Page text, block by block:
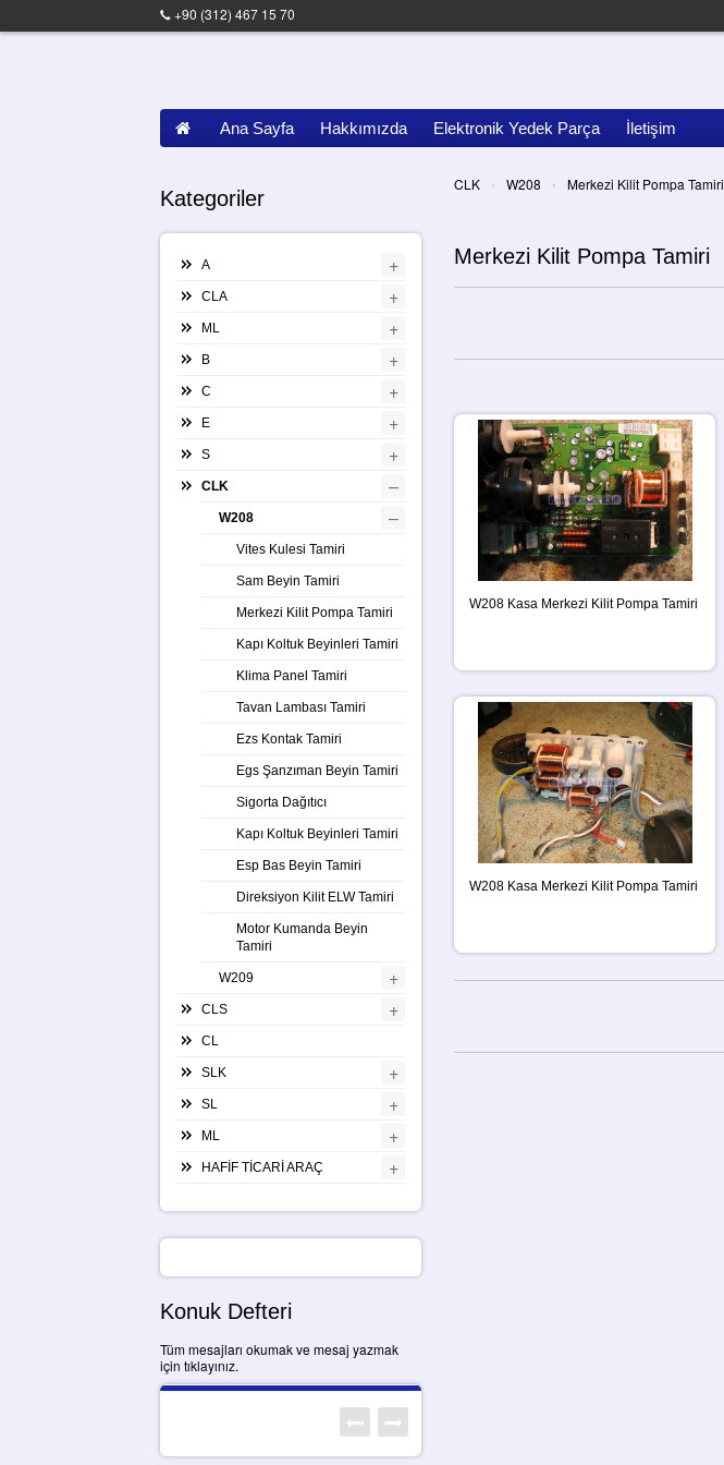
+90 (312) 467 15 70
Ana Sayfa Hakkımızda Elektronik Yedek Parça İletişim
CLK › W208 › Merkezi Kilit Pompa Tamiri
Merkezi Kilit Pompa Tamiri
W208 Kasa Merkezi Kilit Pompa Tamiri
W208 Kasa Merkezi Kilit Pompa Tamiri
Kategoriler
A +
CLA +
ML +
B +
C +
E +
S +
CLK –
W208 –
Vites Kulesi Tamiri
Sam Beyin Tamiri
Merkezi Kilit Pompa Tamiri
Kapı Koltuk Beyinleri Tamiri
Klima Panel Tamiri
Tavan Lambası Tamiri
Ezs Kontak Tamiri
Egs Şanzıman Beyin Tamiri
Sigorta Dağıtıcı
Kapı Koltuk Beyinleri Tamiri
Esp Bas Beyin Tamiri
Direksiyon Kilit ELW Tamiri
Motor Kumanda Beyin
Tamiri
W209 +
CLS +
CL
SLK +
SL +
ML +
HAFİF TİCARİ ARAÇ +
Konuk Defteri
Tüm mesajları okumak ve mesaj yazmak
için tıklayınız.